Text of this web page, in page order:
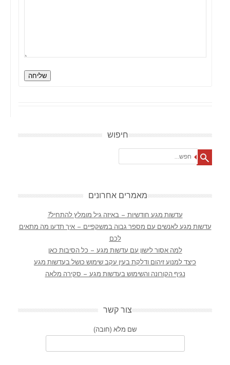
שליחה
חיפוש
מאמרים אחרונים
עדשות מגע חודשיות – באיזה גיל מומלץ להתחיל?
עדשות מגע לאנשים עם מספר גבוה במשקפיים – איך תדעו מה מתאים
לכם
למה אסור לישון עם עדשות מגע – כל הסיבות כאן
כיצד למנוע זיהום ודלקת בעין עקב שימוש כושל בעדשות מגע
נגיף הקורונה והשימוש בעדשות מגע – סקירה מלאה
צור קשר
שם מלא (חובה)